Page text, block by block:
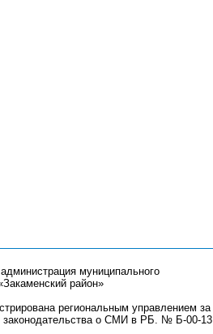
администрация муниципального
район»
региональным управлением за
законодательства о СМИ в РБ. № Б-00-13